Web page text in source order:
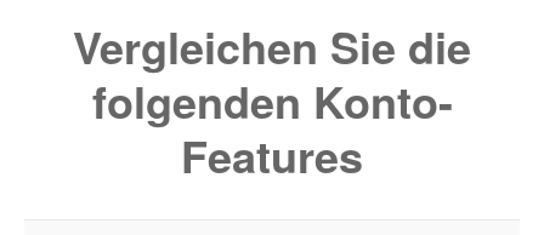
Vergleichen Sie die
folgenden Konto-
Features